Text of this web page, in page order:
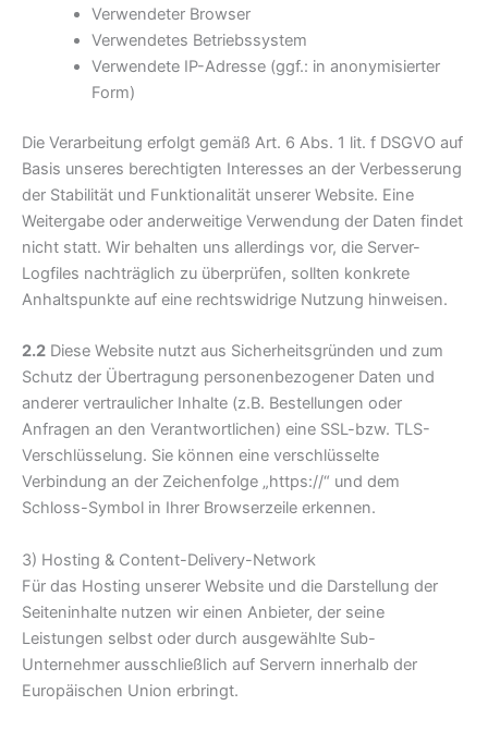
Verwendeter Browser
Verwendetes Betriebssystem
Verwendete IP-Adresse (ggf.: in anonymisierter
Form)
Die Verarbeitung erfolgt gemäß Art. 6 Abs. 1 lit. f DSGVO auf
Basis unseres berechtigten Interesses an der Verbesserung
der Stabilität und Funktionalität unserer Website. Eine
Weitergabe oder anderweitige Verwendung der Daten findet
nicht statt. Wir behalten uns allerdings vor, die Server-
Logfiles nachträglich zu überprüfen, sollten konkrete
Anhaltspunkte auf eine rechtswidrige Nutzung hinweisen.
2.2 Diese Website nutzt aus Sicherheitsgründen und zum
Schutz der Übertragung personenbezogener Daten und
anderer vertraulicher Inhalte (z.B. Bestellungen oder
Anfragen an den Verantwortlichen) eine SSL-bzw. TLS-
Verschlüsselung. Sie können eine verschlüsselte
Verbindung an der Zeichenfolge „https://“ und dem
Schloss-Symbol in Ihrer Browserzeile erkennen.
3) Hosting & Content-Delivery-Network
Für das Hosting unserer Website und die Darstellung der
Seiteninhalte nutzen wir einen Anbieter, der seine
Leistungen selbst oder durch ausgewählte Sub-
Unternehmer ausschließlich auf Servern innerhalb der
Europäischen Union erbringt.